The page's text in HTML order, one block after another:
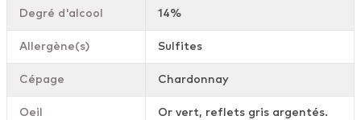
Degré d'alcool 14%
Allergène(s) Sulfites
Cépage Chardonnay
Oeil Or vert, reflets gris argentés.